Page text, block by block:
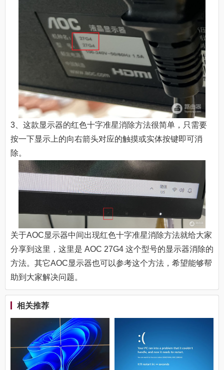
3、这款显示器的红色十字准星消除方法很简单，只需要
按一下显示上的向右箭头对应的触摸或实体按键即可消
除。
关于AOC显示器中间出现红色十字准星消除方法就给大家
分享到这里，这里是 AOC 27G4 这个型号的显示器消除的
方法。其它AOC显示器也可以参考这个方法，希望能够帮
助到大家解决问题。
相关推荐